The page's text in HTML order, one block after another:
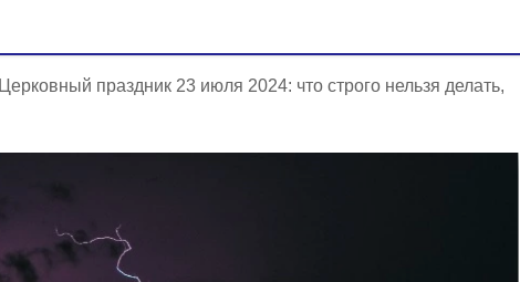
Церковный праздник 23 июля 2024: что строго нельзя делать,